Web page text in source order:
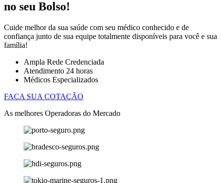
no seu Bolso!
Cuide melhor da sua saúde com seu médico conhecido e de
confiança junto de sua equipe totalmente disponíveis para você e sua
família!
Ampla Rede Credenciada
Atendimento 24 horas
Médicos Especializados
FAÇA SUA COTAÇÃO
As melhores Operadoras do Mercado